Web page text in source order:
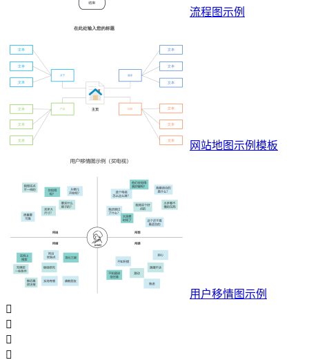
流程图示例
网站地图示例模板
用户移情图示例



